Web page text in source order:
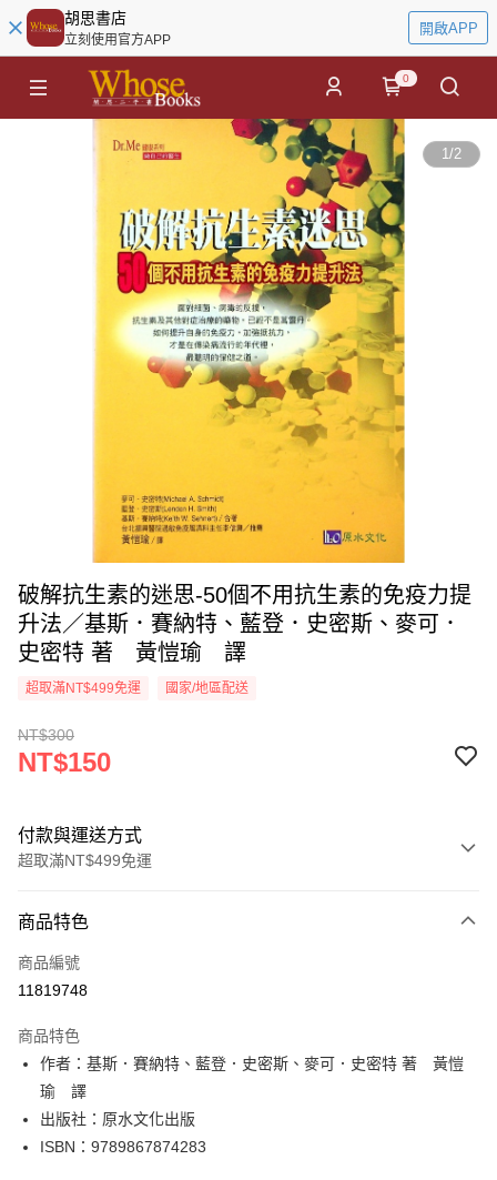
胡思書店
立刻使用官方APP
開啟APP
0
1/2
破解抗生素的迷思-50個不用抗生素的免疫力提
升法／基斯．賽納特、藍登．史密斯、麥可．
史密特 著 黃愷瑜 譯
超取滿NT$499免運 國家/地區配送
NT$300
NT$150
付款與運送方式
超取滿NT$499免運
信用卡一次付款
超商取貨付款
Apple Pay
街口支付
悠遊付
商品特色
商品編號
11819748
商品特色
作者：基斯．賽納特、藍登．史密斯、麥可．史密特 著 黃愷
瑜 譯
出版社：原水文化出版
ISBN：9789867874283